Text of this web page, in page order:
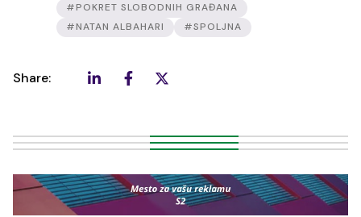
#POKRET SLOBODNIH GRAĐANA
#NATAN ALBAHARI
#SPOLJNA
Share: